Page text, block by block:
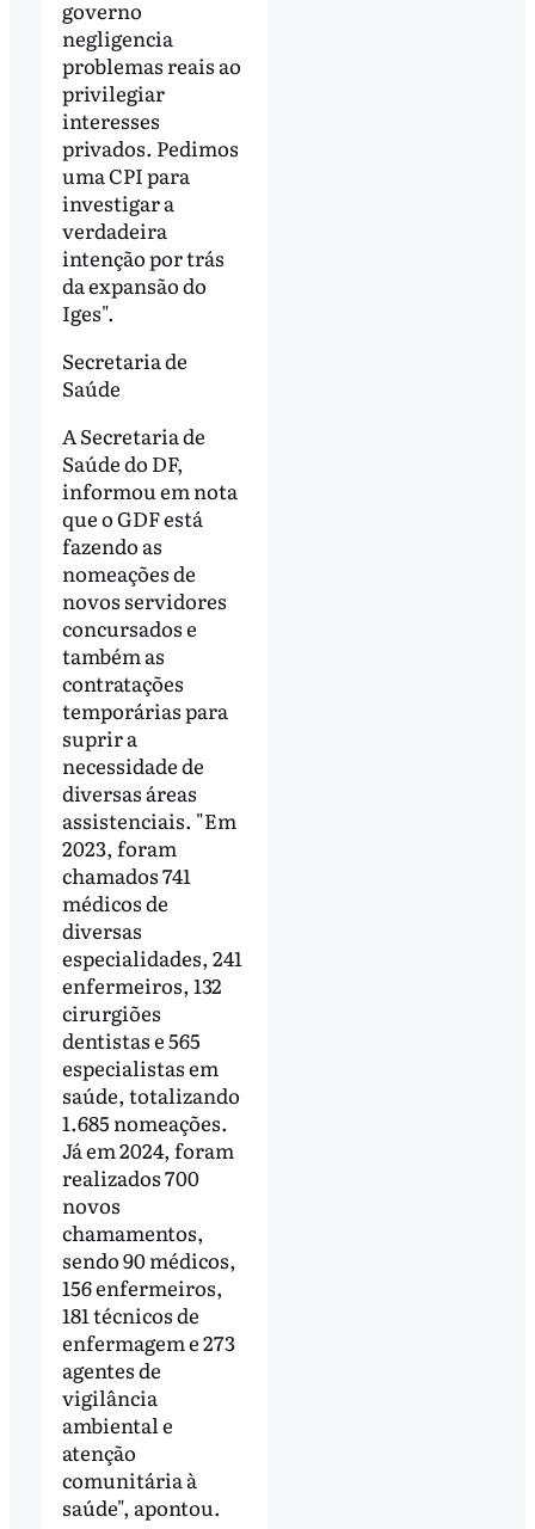
governo
negligencia
problemas reais ao
privilegiar
interesses
privados. Pedimos
uma CPI para
investigar a
verdadeira
intenção por trás
da expansão do
Iges".
Secretaria de
Saúde
A Secretaria de
Saúde do DF,
informou em nota
que o GDF está
fazendo as
nomeações de
novos servidores
concursados e
também as
contratações
temporárias para
suprir a
necessidade de
diversas áreas
assistenciais. "Em
2023, foram
chamados 741
médicos de
diversas
especialidades, 241
enfermeiros, 132
cirurgiões
dentistas e 565
especialistas em
saúde, totalizando
1.685 nomeações.
Já em 2024, foram
realizados 700
novos
chamamentos,
sendo 90 médicos,
156 enfermeiros,
181 técnicos de
enfermagem e 273
agentes de
vigilância
ambiental e
atenção
comunitária à
saúde", apontou.